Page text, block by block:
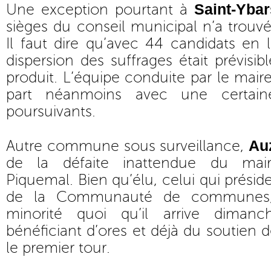
Une exception pourtant à Saint-
sièges du conseil municipal n’a
Il faut dire qu’avec 44 candidats en
dispersion des suffrages était
produit. L’équipe conduite par le
part néanmoins avec une
poursuivants.
Autre commune sous surveillance,
de la défaite inattendue du
Piquemal. Bien qu’élu, celui qui
de la Communauté de
minorité quoi qu’il arrive
bénéficiant d’ores et déjà du soutien
le premier tour.